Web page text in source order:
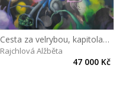
Cesta za velrybou, kapitola druhá
Rajchlová Alžběta
47 000 Kč